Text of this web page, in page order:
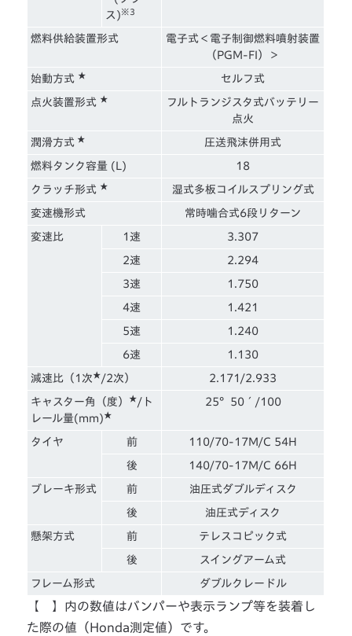
ス) ※3
燃料供給装置形式
電子式＜電子制御燃料噴射装置
（PGM-FI）＞
始動方式 ★ セルフ式
点火装置形式 ★
フルトランジスタ式バッテリー
点火
潤滑方式 ★ 圧送飛沫併用式
燃料タンク容量 (L) 18
クラッチ形式 ★ 湿式多板コイルスプリング式
変速機形式 常時噛合式6段リターン
変速比 1速 3.307
2速 2.294
3速 1.750
4速 1.421
5速 1.240
6速 1.130
減速比（1次 ★ /2次） 2.171/2.933
キャスター角（度） ★ /ト
レール量(mm) ★
25°50´/100
タイヤ 前 110/70-17M/C 54H
後 140/70-17M/C 66H
ブレーキ形式 前 油圧式ダブルディスク
後 油圧式ディスク
懸架方式 前 テレスコピック式
後 スイングアーム式
フレーム形式 ダブルクレードル
【 】内の数値はバンパーや表示ランプ等を装着し
た際の値（Honda測定値）です。